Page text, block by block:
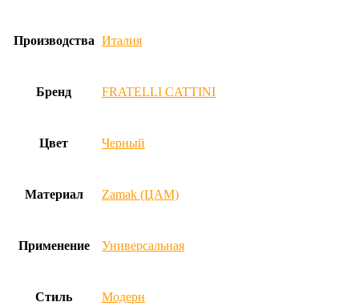
Производства Италия
Бренд FRATELLI CATTINI
Цвет Черный
Материал Zamak (ЦАМ)
Применение Универсальная
Стиль Модерн